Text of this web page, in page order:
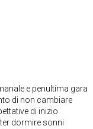
e penultima gara
di non cambiare
di inizio
dormire sonni